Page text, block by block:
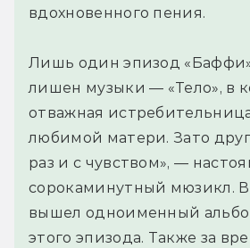
вдохновенного пения.
Лишь один эпизод
лишен музыки — «Тело», в
отважная
любимой матери. Зато
раз и с чувством», —
сорокаминутный мюзикл.
вышел одноименный
этого эпизода. Также за